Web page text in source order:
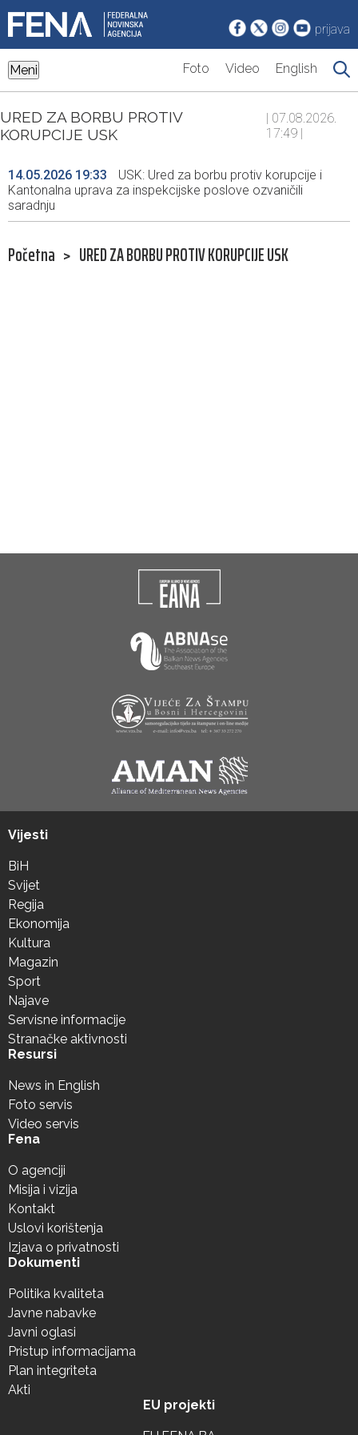
prijava
Meni Foto Video English
URED ZA BORBU PROTIV
KORUPCIJE USK
| 07.08.2026.
17:49 |
14.05.2026 19:33
USK: Ured za borbu protiv korupcije i
Kantonalna uprava za inspekcijske poslove ozvaničili
saradnju
Početna > URED ZA BORBU PROTIV KORUPCIJE USK
Vijesti
BiH
Svijet
Regija
Ekonomija
Kultura
Magazin
Sport
Najave
Servisne informacije
Stranačke aktivnosti
Resursi
News in English
Foto servis
Video servis
Fena
O agenciji
Misija i vizija
Kontakt
Uslovi korištenja
Izjava o privatnosti
Dokumenti
Politika kvaliteta
Javne nabavke
Javni oglasi
Pristup informacijama
Plan integriteta
Akti
EU projekti